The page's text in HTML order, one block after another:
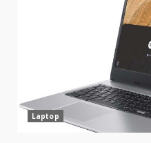
Laptop